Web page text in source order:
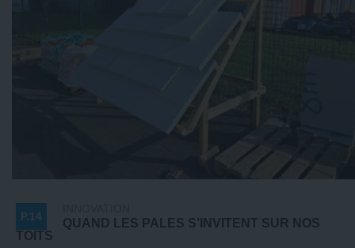
P.14
QUAND LES PALES S’INVITENT SUR NOS
TOITS